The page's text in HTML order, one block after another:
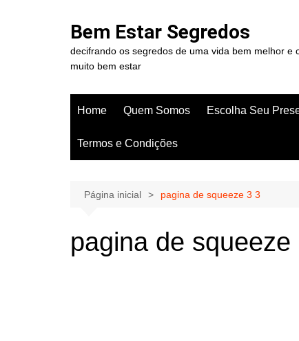
Bem Estar Segredos
decifrando os segredos de uma vida bem melhor e
muito bem estar
Home Quem Somos Escolha Seu
Termos e Condições
Página inicial pagina de squeeze 3 3
pagina de squeeze